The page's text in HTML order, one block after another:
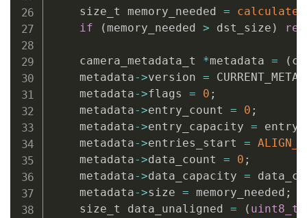
    size_t memory_needed
=
if
(memory_needed > dst_size )
    camera_metadata_t
*metadata = (
    metadata
->version =
    metadata
->flags = 0 ;
    metadata
->entry_count = 0 ;
    metadata
->entry_capacity =
    metadata
->entries_start =
    metadata
->data_count = 0 ;
    metadata
->data_capacity =
    metadata
->size = memory_needed ;
    size_t data_unaligned
= ( uint8_t